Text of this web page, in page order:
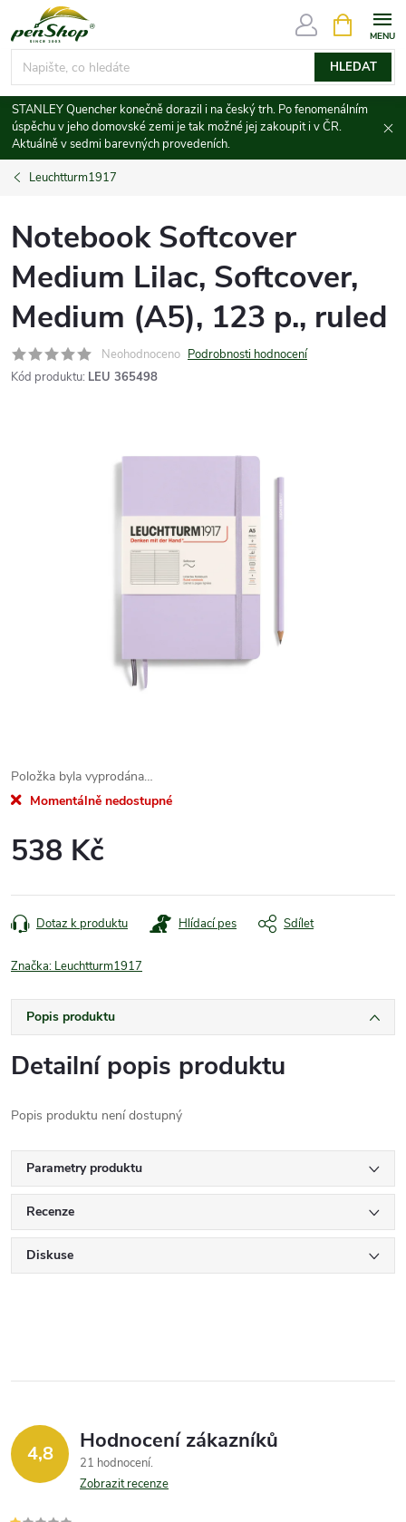
na
obsah
HLEDAT
NÁKUPNÍ
KOŠÍK
STANLEY Quencher konečně dorazil i na český trh. Po fenomenálním
úspěchu v jeho domovské zemi je tak možné jej zakoupit i v ČR.
Aktuálně v sedmi barevných provedeních.
Leuchtturm1917
Notebook Softcover
Medium Lilac, Softcover,
Medium (A5), 123 p., ruled
Neohodnoceno Podrobnosti hodnocení
Kód produktu: LEU 365498
Položka byla vyprodána…
Momentálně nedostupné
538 Kč
cena:
Dotaz k produktu Hlídací pes Sdílet
Značka: Leuchtturm1917
Popis produktu
Detailní popis produktu
Popis produktu není dostupný
Parametry produktu
Recenze
Diskuse
4,8 Hodnocení zákazníků
21 hodnocení
Zobrazit recenze